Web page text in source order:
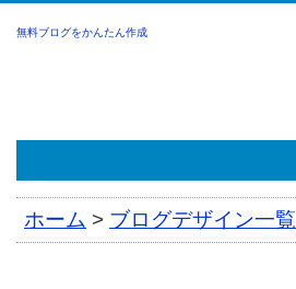
無料ブログをかんたん作成
ホーム > ブログデザイン一覧